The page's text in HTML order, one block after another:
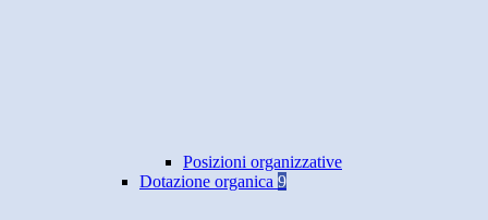
Posizioni organizzative
Dotazione organica 9